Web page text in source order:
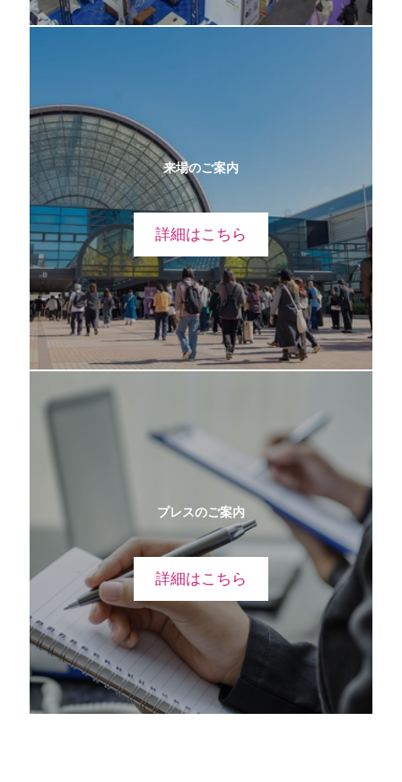
来場のご案内
詳細はこちら
プレスのご案内
詳細はこちら